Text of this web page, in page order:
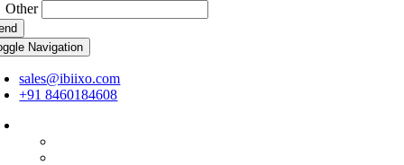
Other
Navigation
sales@ibiixo.com
+91 8460184608